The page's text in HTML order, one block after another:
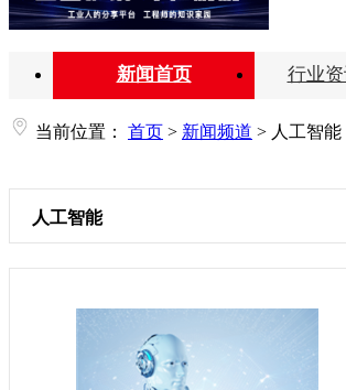
新闻首页 行业
当前位置： 首页 > 新闻频道 > 人工智能
人工智能